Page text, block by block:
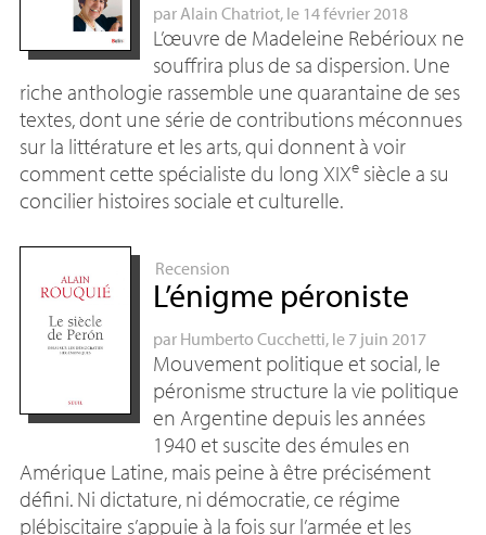
par Alain Chatriot, le 14 février 2018
L’œuvre de Madeleine Rebérioux ne
souffrira plus de sa dispersion. Une
riche anthologie rassemble une quarantaine de ses
textes, dont une série de contributions méconnues
sur la littérature et les arts, qui donnent à voir
comment cette spécialiste du long XIXesiècle a su
concilier histoires sociale et culturelle.
Recension
L’énigme péroniste
par Humberto Cucchetti, le 7 juin 2017
Mouvement politique et social, le
péronisme structure la vie politique
en Argentine depuis les années
1940 et suscite des émules en
Amérique Latine, mais peine à être précisément
défini. Ni dictature, ni démocratie, ce régime
plébiscitaire s’appuie à la fois sur l’armée et les